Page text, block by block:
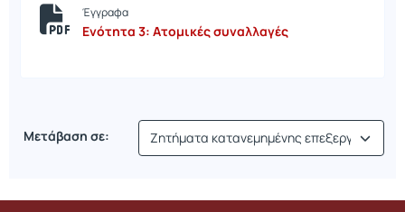
Έγγραφα
Ενότητα 3: Ατομικές συναλλαγές
Μετάβαση σε: